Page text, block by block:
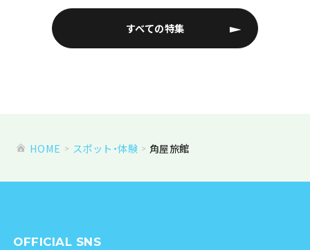
すべての特集
HOME スポット・体験 角屋旅館
OFFICIAL SNS